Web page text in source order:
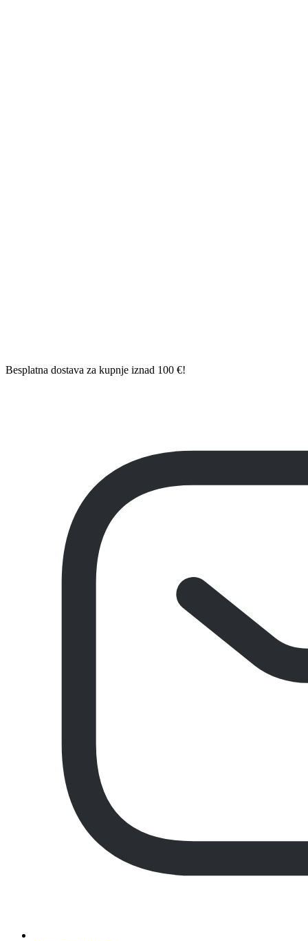
Besplatna dostava za kupnje iznad 100 €!